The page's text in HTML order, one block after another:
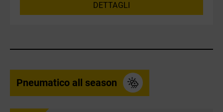
DETTAGLI
Pneumatico all season